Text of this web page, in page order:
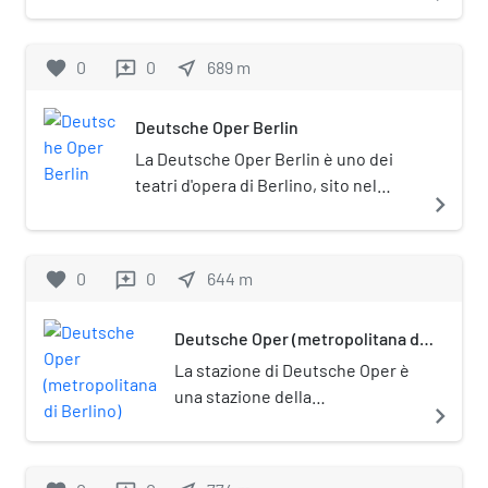
come monumento storico nel
interna è stata attiva fino al 2017,
originali all'interno della struttura
furono smantellati con
l'approvazione delle autorità
favorite 0 reviews 0 near_me 689 m
Deutsche Oper Berlin
La Deutsche Oper Berlin è uno dei
teatri d'opera di Berlino, sito nel
moderno edificio detto Deutsche
Staatsballett Berlin (balletto di
navigate_next
favorite 0 reviews 0 near_me 644 m
Deutsche Oper (metropolitana di
La stazione di Deutsche Oper è
una stazione della
linea U2. È posta sotto tutela
navigate_next